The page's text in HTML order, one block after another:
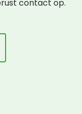
contact op.